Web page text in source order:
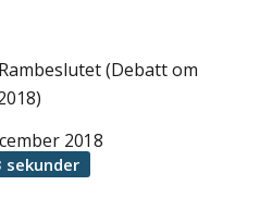
(Debatt om
2018
sekunder